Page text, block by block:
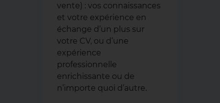
vente) : vos connaissances
et votre expérience en
échange d’un plus sur
votre CV, ou d’une
expérience
professionnelle
enrichissante ou de
n’importe quoi d’autre.